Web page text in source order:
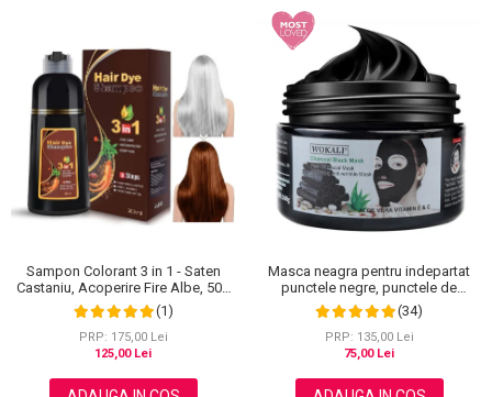
Sampon Colorant 3 in 1 - Saten
Castaniu, Acoperire Fire Albe, 500
ml
(1)
PRP: 175,00 Lei
125,00 Lei
Masca neagra pentru indepartat
punctele negre, punctele de
grasime, efect anti-rid, Wokali cu
carbune activ, 300 g
(34)
PRP: 135,00 Lei
75,00 Lei